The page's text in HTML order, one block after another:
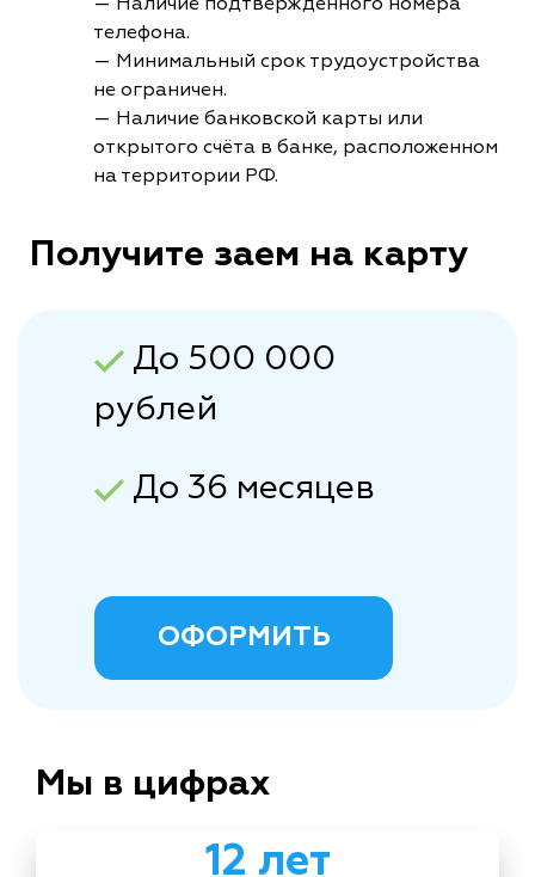
телефона.
— Минимальный срок трудоустройства
не ограничен.
— Наличие банковской карты или
открытого счёта в банке, расположенном
на территории РФ.
Получите заем на карту
До 500 000
рублей
До 36 месяцев
ОФОРМИТЬ
Мы в цифрах
12 лет